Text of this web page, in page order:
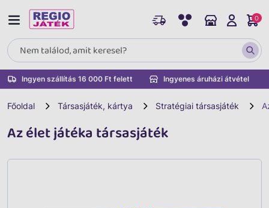
Ingyen szállítás 16 000 Ft felett Ingyenes áruházi átvétel
0
Főoldal Társasjáték, kártya Stratégiai társasjáték
Az élet játéka társasjáték